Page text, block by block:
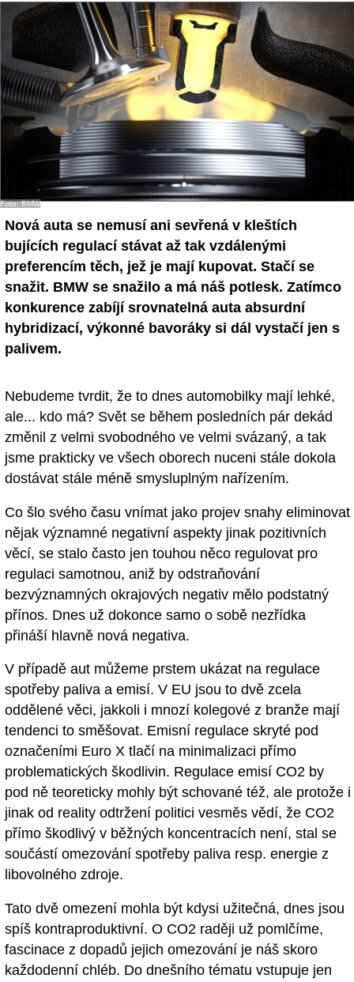
- Ostatní
Diskuzní fórum
Sledujte nás!
Foto: BMW
Nová auta se nemusí ani sevřená v kleštích
bujících regulací stávat až tak vzdálenými
preferencím těch, jež je mají kupovat. Stačí se
snažit. BMW se snažilo a má náš potlesk. Zatímco
konkurence zabíjí srovnatelná auta absurdní
hybridizací, výkonné bavoráky si dál vystačí jen s
palivem.
Nebudeme tvrdit, že to dnes automobilky mají lehké,
ale... kdo má? Svět se během posledních pár dekád
změnil z velmi svobodného ve velmi svázaný, a tak
jsme prakticky ve všech oborech nuceni stále dokola
dostávat stále méně smysluplným nařízením.
Co šlo svého času vnímat jako projev snahy eliminovat
nějak významné negativní aspekty jinak pozitivních
věcí, se stalo často jen touhou něco regulovat pro
regulaci samotnou, aniž by odstraňování
bezvýznamných okrajových negativ mělo podstatný
přínos. Dnes už dokonce samo o sobě nezřídka
přináší hlavně nová negativa.
V případě aut můžeme prstem ukázat na regulace
spotřeby paliva a emisí. V EU jsou to dvě zcela
oddělené věci, jakkoli i mnozí kolegové z branže mají
tendenci to směšovat. Emisní regulace skryté pod
označeními Euro X tlačí na minimalizaci přímo
problematických škodlivin. Regulace emisí CO2 by
pod ně teoreticky mohly být schované též, ale protože i
jinak od reality odtržení politici vesměs vědí, že CO2
přímo škodlivý v běžných koncentracích není, stal se
součástí omezování spotřeby paliva resp. energie z
libovolného zdroje.
Tato dvě omezení mohla být kdysi užitečná, dnes jsou
spíš kontraproduktivní. O CO2 raději už pomlčíme,
fascinace z dopadů jejich omezování je náš skoro
každodenní chléb. Do dnešního tématu vstupuje jen